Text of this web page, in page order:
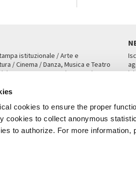
cookies to ensure the proper
cookies to collect anonymous
to authorize. For more information,
istituzionale / Arte e
/ Cinema / Danza, Musica e Teatro
San Marco 1364/A, Venezia